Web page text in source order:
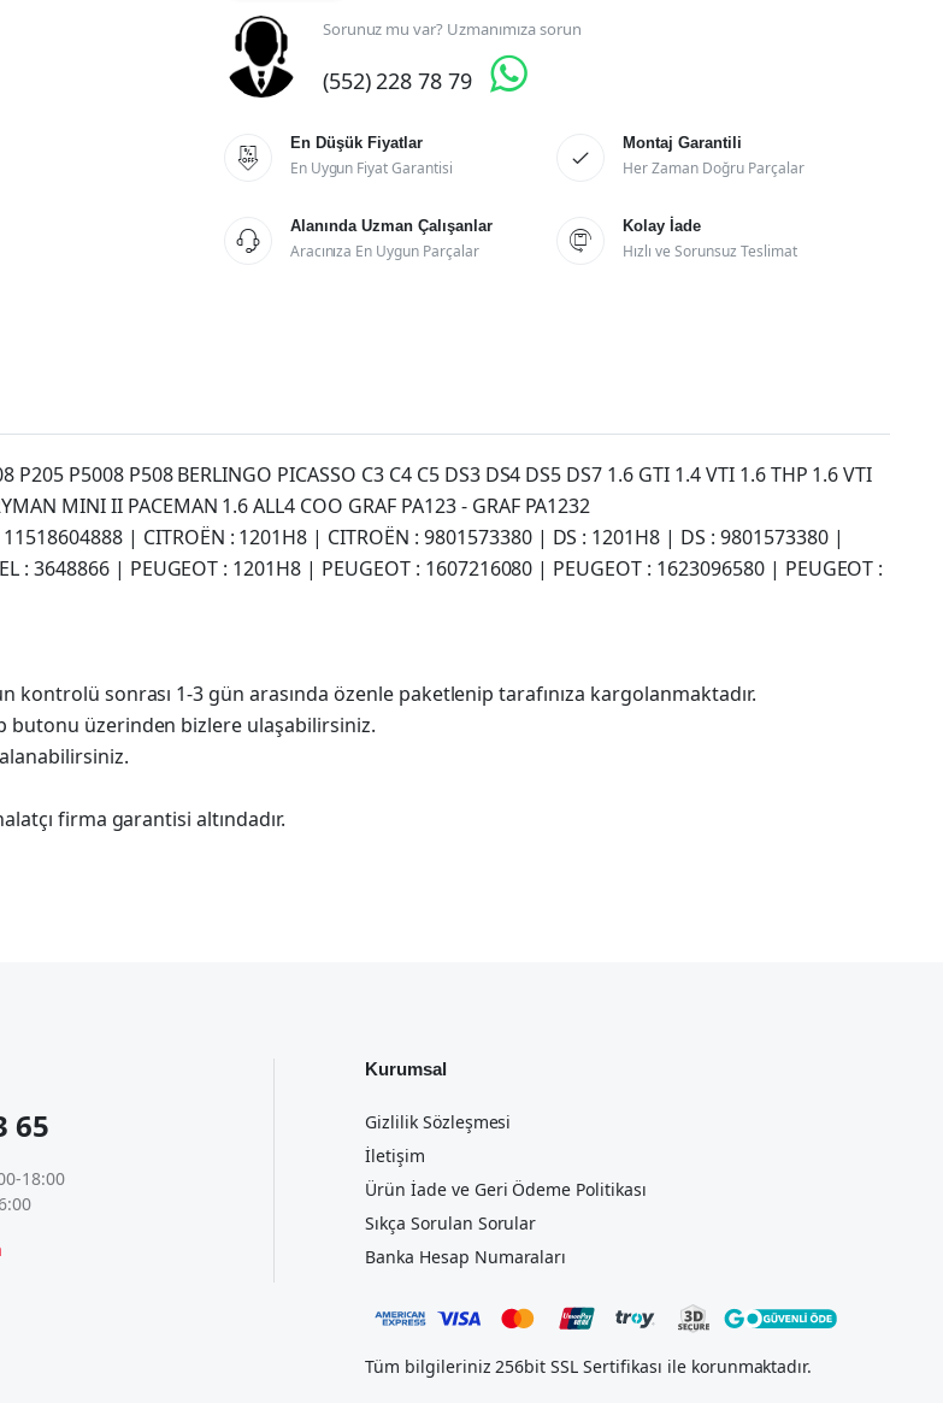
Sorunuz mu var? Uzmanımıza sorun
(552) 228 78 79 

En Düşük Fiyatlar
En Uygun Fiyat Garantisi 
Montaj Garantili
Her Zaman Doğru Parçalar

Alanında Uzman Çalışanlar
Aracınıza En Uygun Parçalar 
Kolay İade
Hızlı ve Sorunsuz Teslimat
P5008 P508 BERLINGO PICASSO C3 C4 C5 DS3 DS4 DS5 DS7 1.6 GTI 1.4 VTI 1.6 THP 1.6 VTI
MINI II PACEMAN 1.6 ALL4 COO GRAF PA123 - GRAF PA1232
| CITROËN : 1201H8 | CITROËN : 9801573380 | DS : 1201H8 | DS : 9801573380 |
3648866 | PEUGEOT : 1201H8 | PEUGEOT : 1607216080 | PEUGEOT : 1623096580 | PEUGEOT :
sonrası 1-3 gün arasında özenle paketlenip tarafınıza kargolanmaktadır.
butonu üzerinden bizlere ulaşabilirsiniz.
firma garantisi altındadır.
65
18:00
Kurumsal
Gizlilik Sözleşmesi
İletişim
Ürün İade ve Geri Ödeme Politikası
Sıkça Sorulan Sorular
Banka Hesap Numaraları
Tüm bilgileriniz 256bit SSL Sertifikası ile korunmaktadır.